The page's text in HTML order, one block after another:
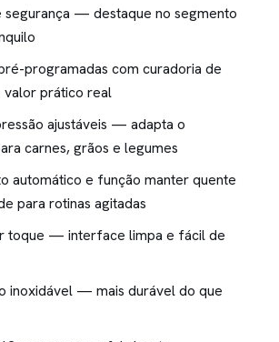
segurança — destaque no segmento
programadas com curadoria de
prático real
ajustáveis — adapta o
carnes, grãos e legumes
automático e função manter quente
para rotinas agitadas
toque — interface limpa e fácil de
inoxidável — mais durável do que